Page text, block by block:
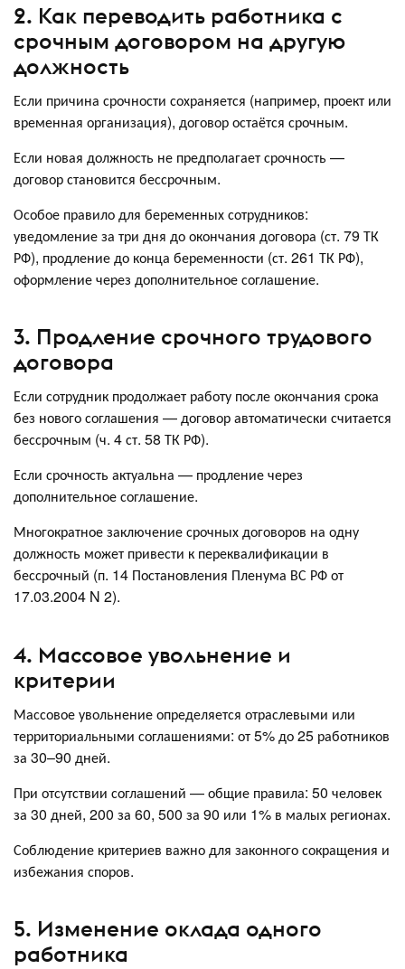
2. Как переводить работника с
срочным договором на другую
должность
Если причина срочности сохраняется (например, проект или
временная организация), договор остаётся срочным.
Если новая должность не предполагает срочность —
договор становится бессрочным.
Особое правило для беременных сотрудников:
уведомление за три дня до окончания договора (ст. 79 ТК
РФ), продление до конца беременности (ст. 261 ТК РФ),
оформление через дополнительное соглашение.
3. Продление срочного трудового
договора
Если сотрудник продолжает работу после окончания срока
без нового соглашения — договор автоматически считается
бессрочным (ч. 4 ст. 58 ТК РФ).
Если срочность актуальна — продление через
дополнительное соглашение.
Многократное заключение срочных договоров на одну
должность может привести к переквалификации в
бессрочный (п. 14 Постановления Пленума ВС РФ от
17.03.2004 N 2).
4. Массовое увольнение и
критерии
Массовое увольнение определяется отраслевыми или
территориальными соглашениями: от 5% до 25 работников
за 30–90 дней.
При отсутствии соглашений — общие правила: 50 человек
за 30 дней, 200 за 60, 500 за 90 или 1% в малых регионах.
Соблюдение критериев важно для законного сокращения и
избежания споров.
5. Изменение оклада одного
работника